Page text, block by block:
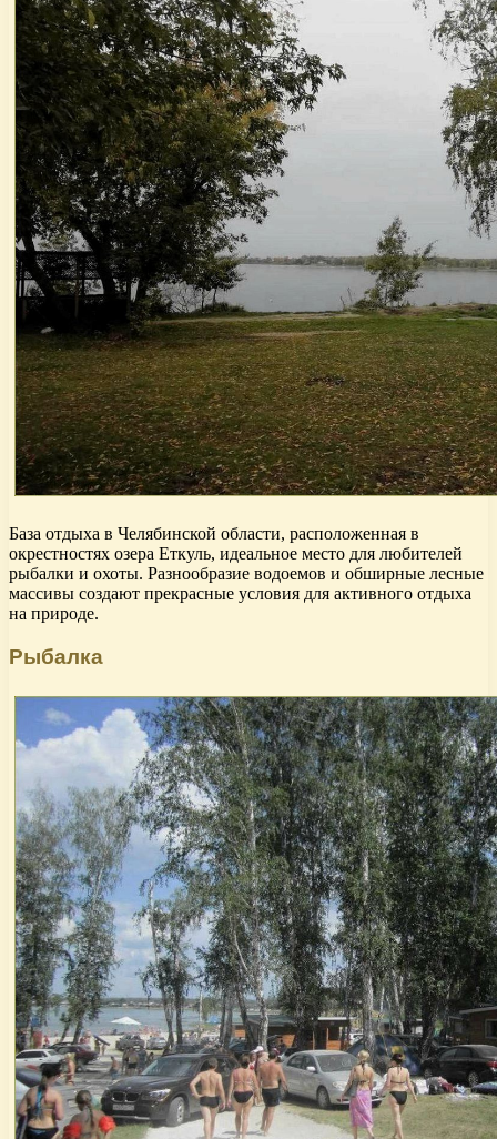
База отдыха в Челябинской области, расположенная в
окрестностях озера Еткуль, идеальное место для любителей
рыбалки и охоты. Разнообразие водоемов и обширные лесные
массивы создают прекрасные условия для активного отдыха
на природе.
Рыбалка